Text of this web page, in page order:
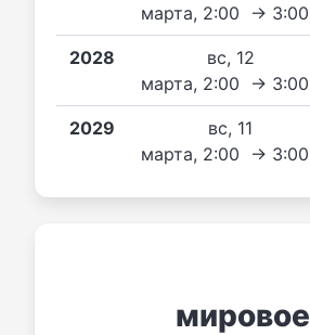
марта, 2:00 → 3:00
2028
вс, 12
марта, 2:00 → 3:00
2029
вс, 11
марта, 2:00 → 3:00
мировое